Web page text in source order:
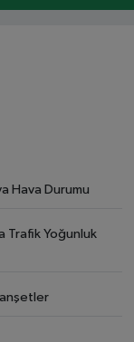
Hava Durumu
Trafik Yoğunluk